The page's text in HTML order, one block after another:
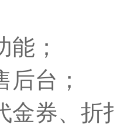
；
台；
金券、折